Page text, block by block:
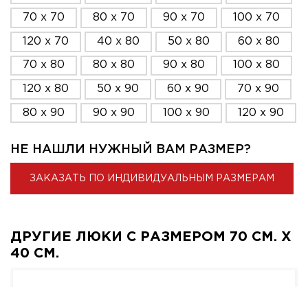
70 x 70 80 x 70 90 x 70 100 x 70
120 x 70 40 x 80 50 x 80 60 x 80
70 x 80 80 x 80 90 x 80 100 x 80
120 x 80 50 x 90 60 x 90 70 x 90
80 x 90 90 x 90 100 x 90 120 x 90
НЕ НАШЛИ НУЖНЫЙ ВАМ РАЗМЕР?
ЗАКАЗАТЬ ПО ИНДИВИДУАЛЬНЫМ РАЗМЕРАМ
ДРУГИЕ ЛЮКИ С РАЗМЕРОМ 70 СМ. X
40 СМ.